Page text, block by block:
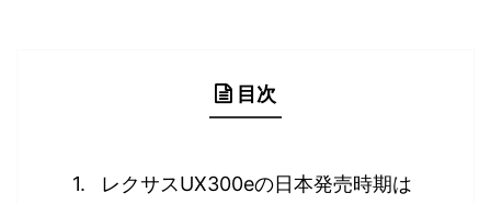
目次
レクサスUX300eの日本発売時期は